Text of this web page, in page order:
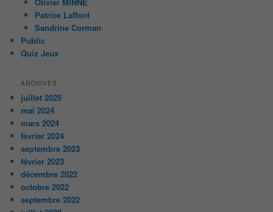
Patrice Laffont
Sandrine Corman
Public
Quiz Jeux
ARCHIVES
juillet 2025
mai 2024
mars 2024
février 2024
septembre 2023
février 2023
décembre 2022
octobre 2022
septembre 2022